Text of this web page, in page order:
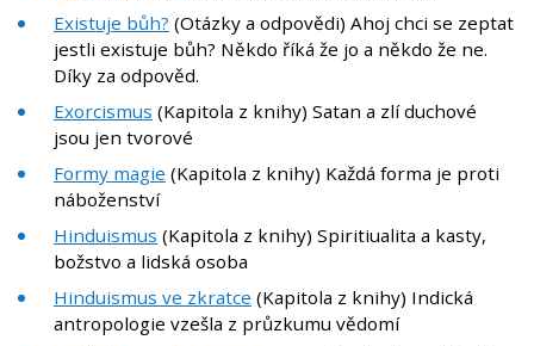
Existuje bůh? (Otázky a odpovědi) Ahoj chci se zeptat
jestli existuje bůh? Někdo říká že jo a někdo že ne.
Díky za odpověd.
Exorcismus (Kapitola z knihy) Satan a zlí duchové
jsou jen tvorové
Formy magie (Kapitola z knihy) Každá forma je proti
náboženství
Hinduismus (Kapitola z knihy) Spiritiualita a kasty,
božstvo a lidská osoba
Hinduismus ve zkratce (Kapitola z knihy) Indická
antropologie vzešla z průzkumu vědomí